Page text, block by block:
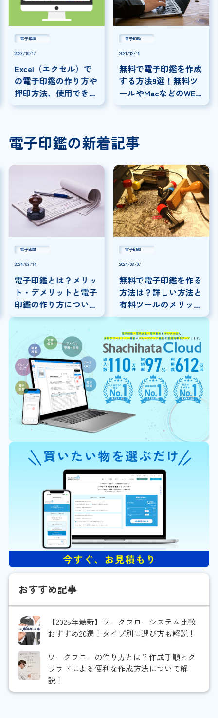
電子印鑑
2023/10/17
Excel（エクセル）で
の電子印鑑の作り方や
押印方法、使用できる
書類を紹介
電子印鑑
2021/12/15
無料で電子印鑑を作成
する方法9選！無料ツ
ールやMacなどのWEB
上で作成する方法を紹
電子印鑑の新着記事
電子印鑑
2024/03/14
電子印鑑とは？メリッ
ト・デメリットと電子
印鑑の作り方について
解説！
電子印鑑
2024/03/07
無料で電子印鑑を作る
方法は？詳しい方法と
有料ツールのメリット
についても解説！
おすすめ記事
【2025年最新】ワークフローシステム比較
おすすめ20選！タイプ別に選び方も解説！
ワークフローの作り方とは？作成手順とク
ラウドによる便利な作成方法について解
説！